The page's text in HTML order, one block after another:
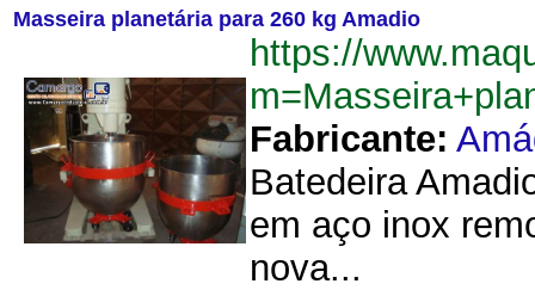
Masseira planetária para 260 kg Amadio
https://
Fabricante:
Batedeira
em aço inox
nova...